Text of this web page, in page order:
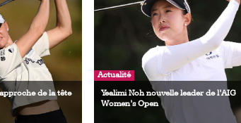
de la tête
Actualité
Yealimi Noh nouvelle leader de l’AIG
Women’s Open